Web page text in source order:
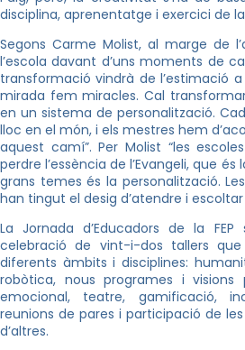
disciplina, aprenentatge i exercici de
Segons Carme Molist, al marge de
l’escola davant d’uns moments de
transformació vindrà de l’estimació
mirada fem miracles. Cal
en un sistema de personalització.
lloc en el món, i els mestres hem
aquest camí”. Per Molist “les
perdre l’essència de l’Evangeli, que
grans temes és la personalització.
han tingut el desig d’atendre i
La Jornada d’Educadors de la
celebració de vint-i-dos tallers que
diferents àmbits i disciplines:
robòtica, nous programes i visions
emocional, teatre, gamificació,
reunions de pares i participació de
d’altres.